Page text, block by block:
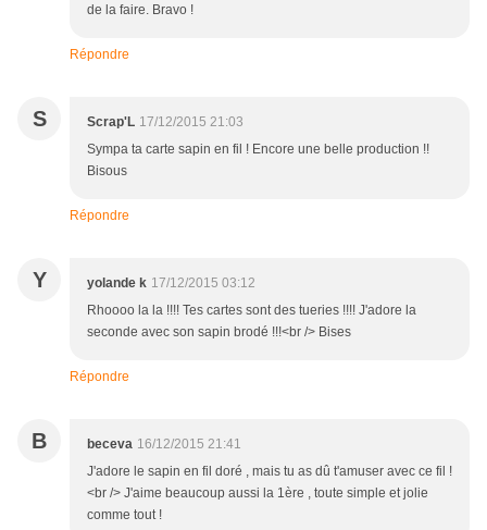
de la faire. Bravo !
Répondre
S Scrap'L 17/12/2015 21:03
Sympa ta carte sapin en fil ! Encore une belle production !!
Bisous
Répondre
Y yolande k 17/12/2015 03:12
Rhoooo la la !!!! Tes cartes sont des tueries !!!! J'adore la
seconde avec son sapin brodé !!!<br /> Bises
Répondre
B beceva 16/12/2015 21:41
J'adore le sapin en fil doré , mais tu as dû t'amuser avec ce fil !
<br /> J'aime beaucoup aussi la 1ère , toute simple et jolie
comme tout !